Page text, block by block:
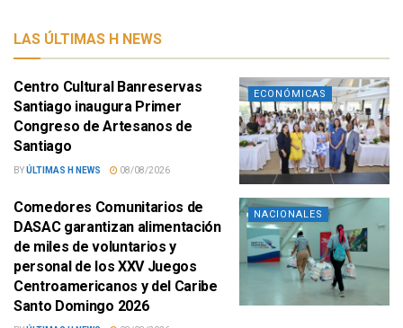
LAS ÚLTIMAS H NEWS
ECONÓMICAS
Centro Cultural Banreservas
Santiago inaugura Primer
Congreso de Artesanos de
Santiago
BYÚLTIMAS H NEWS 08/08/2026
NACIONALES
Comedores Comunitarios de
DASAC garantizan alimentación
de miles de voluntarios y
personal de los XXV Juegos
Centroamericanos y del Caribe
Santo Domingo 2026